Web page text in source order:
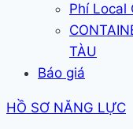
Phí Local
TÀU
Báo giá
HỒ SƠ NĂNG LỰC